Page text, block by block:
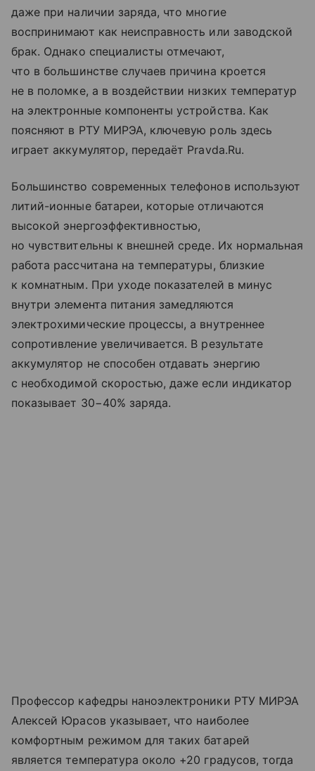
даже при наличии заряда, что многие
воспринимают как неисправность или заводской
брак. Однако специалисты отмечают,
что в большинстве случаев причина кроется
не в поломке, а в воздействии низких температур
на электронные компоненты устройства. Как
поясняют в РТУ МИРЭА, ключевую роль здесь
играет аккумулятор, передаёт Pravda.Ru.
Большинство современных телефонов используют
литий-ионные батареи, которые отличаются
высокой энергоэффективностью,
но чувствительны к внешней среде. Их нормальная
работа рассчитана на температуры, близкие
к комнатным. При уходе показателей в минус
внутри элемента питания замедляются
электрохимические процессы, а внутреннее
сопротивление увеличивается. В результате
аккумулятор не способен отдавать энергию
с необходимой скоростью, даже если индикатор
показывает 30−40% заряда.
Профессор кафедры наноэлектроники РТУ МИРЭА
Алексей Юрасов указывает, что наиболее
комфортным режимом для таких батарей
является температура около +20 градусов, тогда